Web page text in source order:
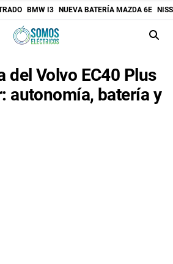
BMW I3 NUEVA BATERÍA MAZDA 6E
del Volvo EC40 Plus
autonomía, batería y